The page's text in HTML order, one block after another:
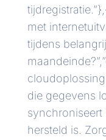
met
tijdens
die gegevens
hersteld is.